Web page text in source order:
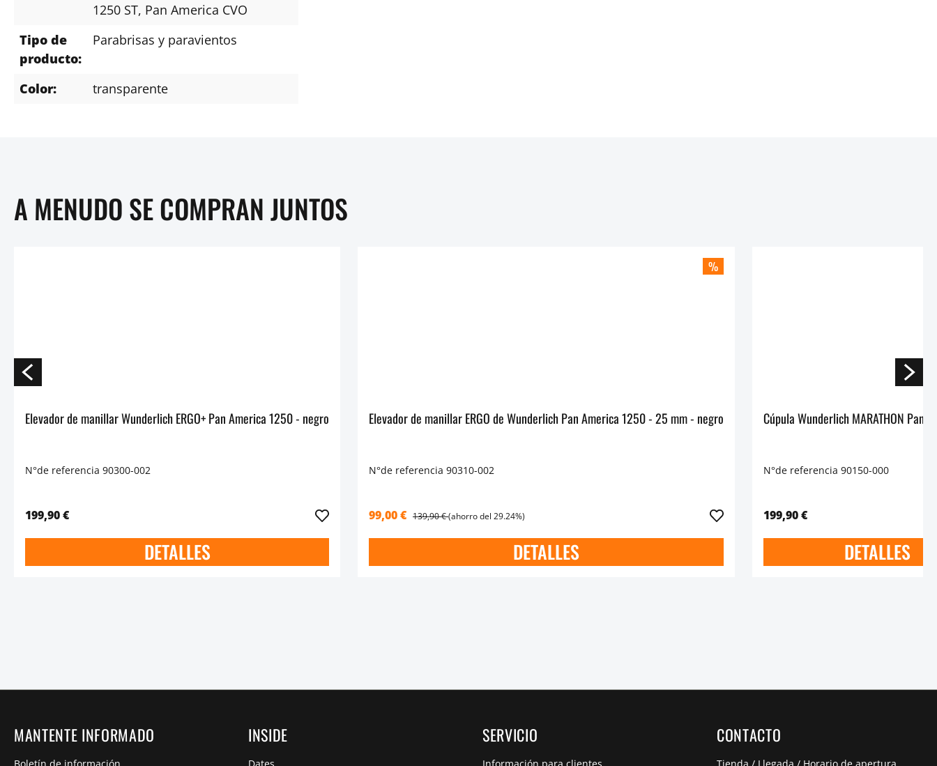
1250 ST, Pan America CVO
Tipo de
producto:
Parabrisas y paravientos
Color: transparente
A MENUDO SE COMPRAN JUNTOS
Elevador de manillar Wunderlich ERGO+ Pan America 1250 - negro
N°de referencia 90300-002
199,90 €
DETALLES
%
Elevador de manillar ERGO de Wunderlich Pan America 1250 - 25 mm - negro
N°de referencia 90310-002
99,00 € 139,90 €(ahorro del 29.24%)
DETALLES
Cúpula Wunderlich MARATHON Pan
N°de referencia 90150-000
199,90 €
DETALLES
MANTENTE INFORMADO INSIDE SERVICIO CONTACTO